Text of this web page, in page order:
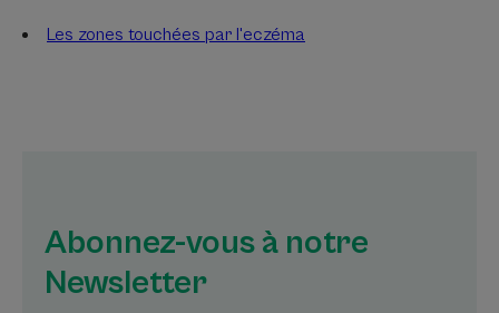
Les zones touchées par l'eczéma
Abonnez-vous à notre
Newsletter